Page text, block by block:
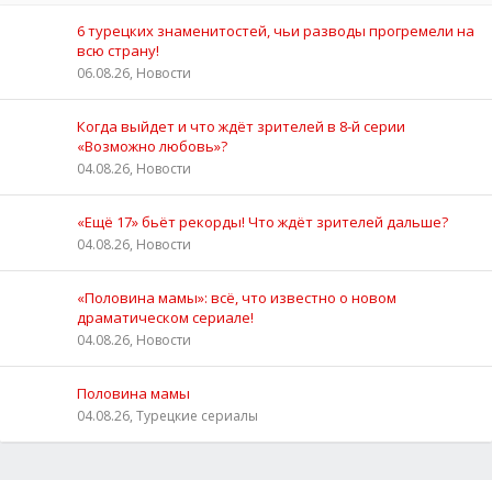
6 турецких знаменитостей, чьи разводы прогремели на
всю страну!
06.08.26, Новости
Когда выйдет и что ждёт зрителей в 8-й серии
«Возможно любовь»?
04.08.26, Новости
«Ещё 17» бьёт рекорды! Что ждёт зрителей дальше?
04.08.26, Новости
«Половина мамы»: всё, что известно о новом
драматическом сериале!
04.08.26, Новости
Половина мамы
04.08.26, Турецкие сериалы